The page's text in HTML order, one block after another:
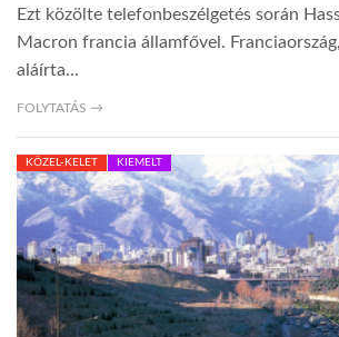
LINKTR.EE
GLOBOZSARU
DOBRAVERO.HU
LATIMO.HU
GLOBOBOOK
Ezt közölte telefonbeszélgetés során
Macron francia államfővel.
aláírta…
FOLYTATÁS →
KÖZEL-KELET KIEMELT